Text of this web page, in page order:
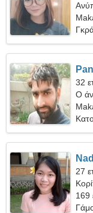
32
Ο
27
169